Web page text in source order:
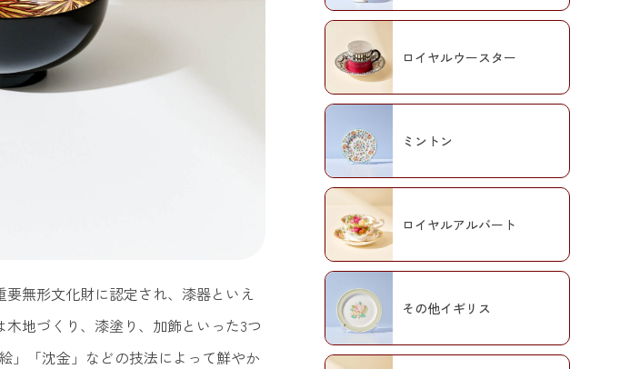
無形文化財に認定され、漆器といえ
地づくり、漆塗り、加飾といった3つ
」「沈金」などの技法によって鮮やか
ロイヤルウースター
ミントン
ロイヤルアルバート
その他イギリス